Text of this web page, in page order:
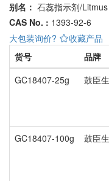
别名： 石蕊指示剂/Litmus
CAS No. : 1393-92-6
大包装询价?
收藏产品
货号
品牌
GC18407-25g
鼓臣
GC18407-100g 鼓臣